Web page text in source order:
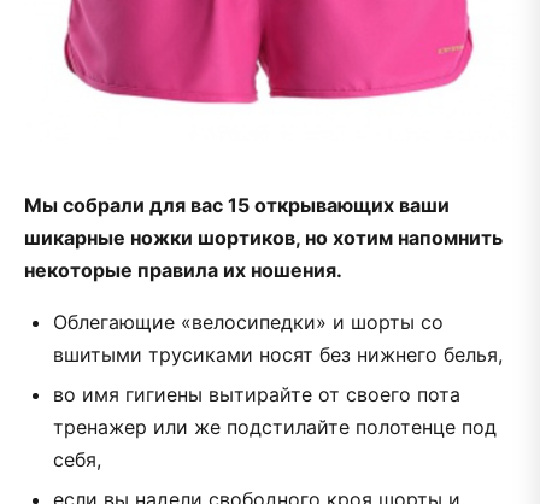
Мы собрали для вас 15 открывающих ваши
шикарные ножки шортиков, но хотим напомнить
некоторые правила их ношения.
Облегающие «велосипедки» и шорты со
вшитыми трусиками носят без нижнего белья,
во имя гигиены вытирайте от своего пота
тренажер или же подстилайте полотенце под
себя,